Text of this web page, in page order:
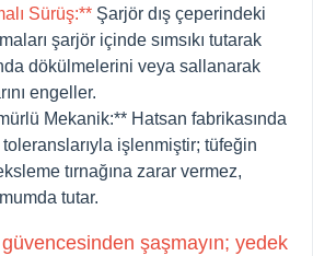
Sürüş:** Şarjör dış çeperindeki
şarjör içinde sımsıkı tutarak
dökülmelerini veya sallanarak
engeller.
Mekanik:** Hatsan fabrikasında
işlenmiştir; tüfeğin
tırnağına zarar vermez,
tutar.
şaşmayın; yedek